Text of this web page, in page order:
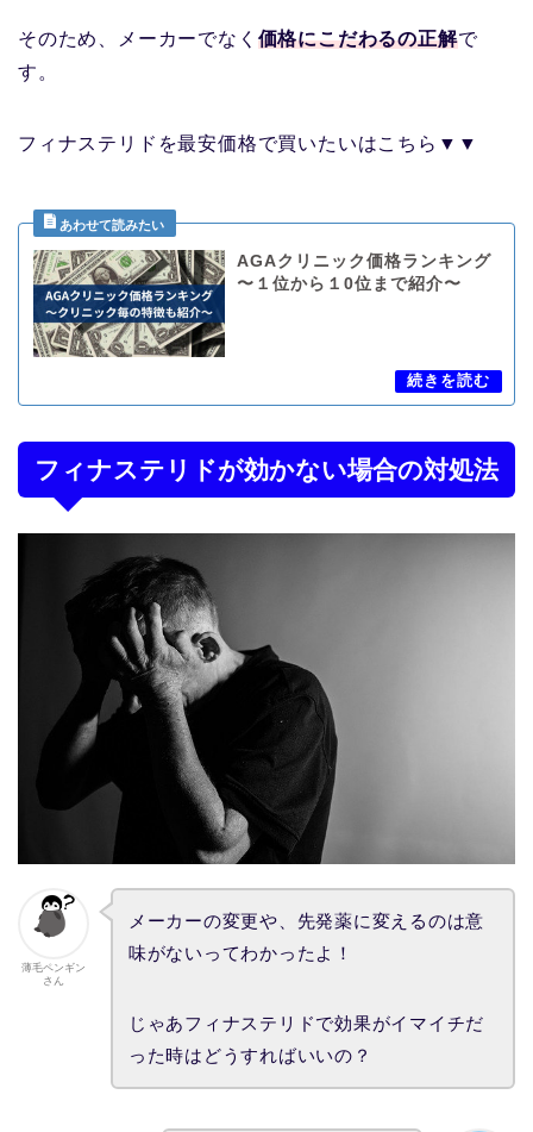
そのため、メーカーでなく 価格にこだわるの正解で
す。
フィナステリドを最安価格で買いたいはこちら▼▼
AGAクリニック価格ランキング
〜１位から１0位まで紹介〜
フィナステリドが効かない場合の対処法
薄毛ペンギン
さん
メーカーの変更や、先発薬に変えるのは意
味がないってわかったよ！
じゃあフィナステリドで効果がイマイチだ
った時はどうすればいいの？